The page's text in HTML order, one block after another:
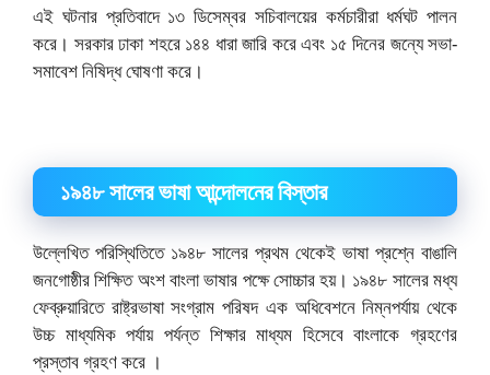
এই ঘটনার প্রতিবাদে ১৩ ডিসেম্বর সচিবালয়ের কর্মচারীরা ধর্মঘট পালন
করে। সরকার ঢাকা শহরে ১৪৪ ধারা জারি করে এবং ১৫ দিনের জন্যে সভা-
সমাবেশ নিষিদ্ধ ঘোষণা করে।
১৯৪৮ সালের ভাষা আন্দোলনের বিস্তার
উল্লেখিত পরিস্থিতিতে ১৯৪৮ সালের প্রথম থেকেই ভাষা প্রশ্নে বাঙালি
জনগোষ্ঠীর শিক্ষিত অংশ বাংলা ভাষার পক্ষে সোচ্চার হয়। ১৯৪৮ সালের মধ্য
ফেব্রুয়ারিতে রাষ্ট্রভাষা সংগ্রাম পরিষদ এক অধিবেশনে নিম্নপর্যায় থেকে
উচ্চ মাধ্যমিক পর্যায় পর্যন্ত শিক্ষার মাধ্যম হিসেবে বাংলাকে গ্রহণের
প্রস্তাব গ্রহণ করে ।